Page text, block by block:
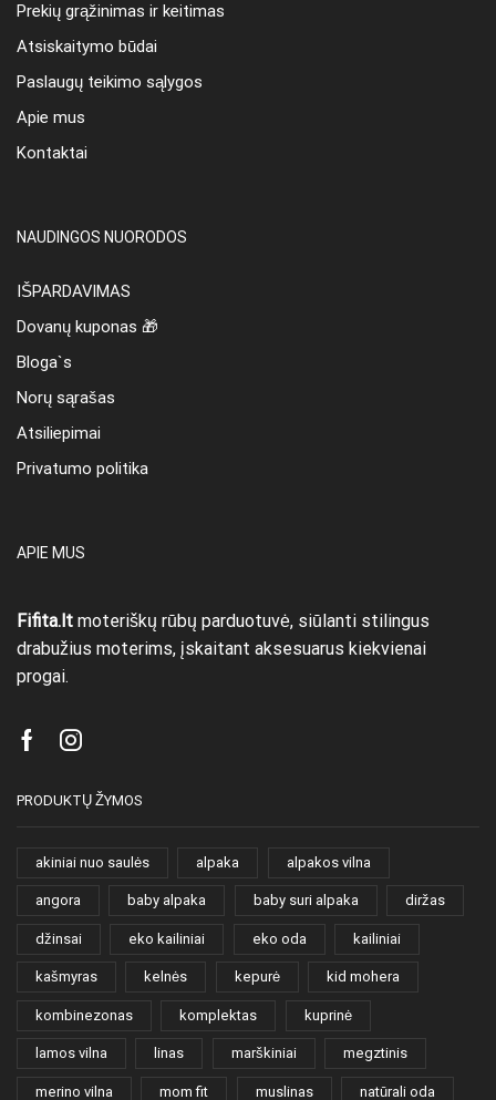
Prekių grąžinimas ir keitimas
Atsiskaitymo būdai
Paslaugų teikimo sąlygos
Apie mus
Kontaktai
NAUDINGOS NUORODOS
IŠPARDAVIMAS
Dovanų kuponas 🎁
Bloga`s
Norų sąrašas
Atsiliepimai
Privatumo politika
APIE MUS
Fifita.lt moteriškų rūbų parduotuvė, siūlanti stilingus
drabužius moterims, įskaitant aksesuarus kiekvienai
progai.
FacebookInstagram
PRODUKTŲ ŽYMOS
akiniai nuo saulės alpaka alpakos vilna
angora baby alpaka baby suri alpaka diržas
džinsai eko kailiniai eko oda kailiniai
kašmyras kelnės kepurė kid mohera
kombinezonas komplektas kuprinė
lamos vilna linas marškiniai megztinis
merino vilna mom fit muslinas natūrali oda